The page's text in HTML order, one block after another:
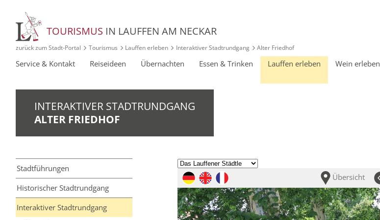
TOURISMUS IN LAUFFEN AM NECKAR
zurück zum Stadt‑Portal Tourismus Lauffen erleben Interaktiver Stadtrundgang Alter Friedhof
Service & Kontakt Reiseideen Übernachten Essen & Trinken Lauffen erleben Wein erleben
INTERAKTIVER STADTRUNDGANG
ALTER FRIEDHOF
Stadt­führungen
Historischer Stadtrundgang
Interaktiver Stadtrundgang
Übersicht